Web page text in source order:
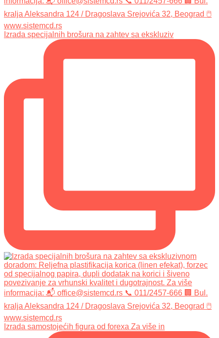
Izrada specijalnih brošura na zahtev sa ekskluziv
Izrada samostojećih figura od forexa Za više in